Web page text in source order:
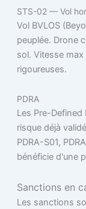
STS-02 — Vol
Vol BVLOS
peuplée. Drone
sol. Vitesse
rigoureuses.
PDRA
Les Pre-
risque déjà
PDRA-S01,
bénéficie d'une
Sanctions en
Les sanctions